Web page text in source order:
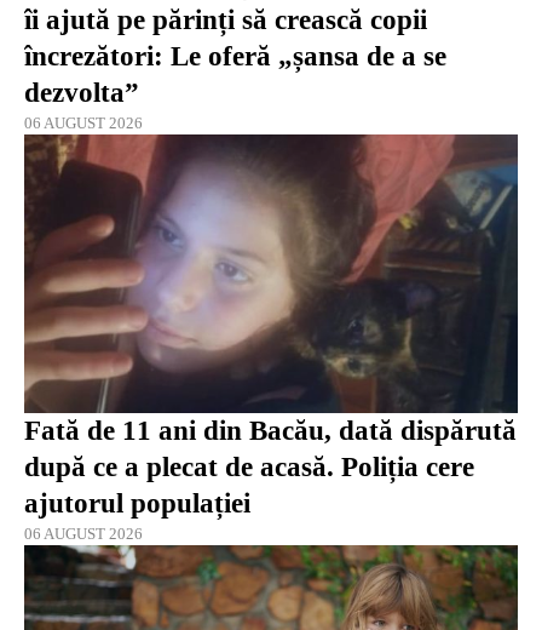
îi ajută pe părinți să crească copii
încrezători: Le oferă „șansa de a se
dezvolta”
06 AUGUST 2026
Fată de 11 ani din Bacău, dată dispărută
după ce a plecat de acasă. Poliția cere
ajutorul populației
06 AUGUST 2026